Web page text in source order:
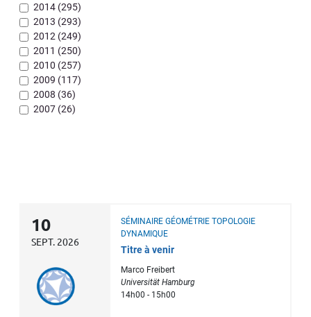
2014 (295)
2013 (293)
2012 (249)
2011 (250)
2010 (257)
2009 (117)
2008 (36)
2007 (26)
10
SEPT. 2026
SÉMINAIRE GÉOMÉTRIE TOPOLOGIE
DYNAMIQUE
Titre à venir
Marco Freibert
Universität Hamburg
14h00 - 15h00